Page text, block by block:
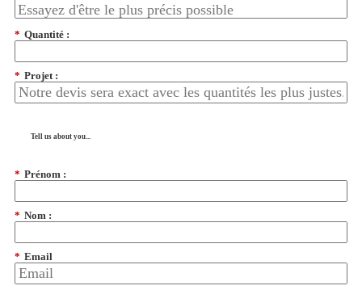
* Quantité :
* Projet :
Tell us about you...
* Prénom :
* Nom :
* Email